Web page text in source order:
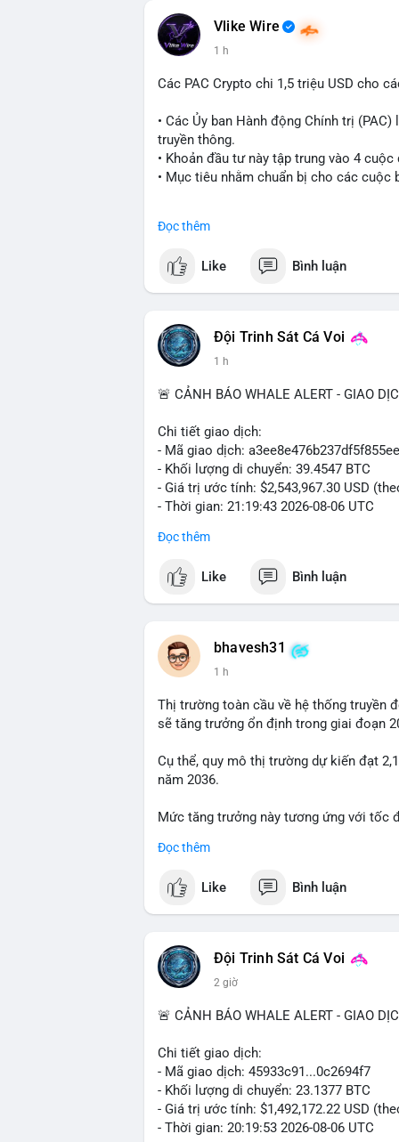
Vlike Wire
1 h
Các PAC Crypto chi 1,5 triệu USD cho
• Các Ủy ban Hành động Chính trị
truyền thông.
• Khoản đầu tư này tập trung vào 4
• Mục tiêu nhằm chuẩn bị cho các cuộc
#vlikevn #titanbot
📰 Nguồn: Cointelegraph
Đọc thêm
Like Bình luận
Đội Trinh Sát Cá Voi
1 h
🚨 CẢNH BÁO WHALE ALERT - GIAO
Chi tiết giao dịch:
- Mã giao dịch:
- Khối lượng di chuyển: 39.4547 BTC
- Giá trị ước tính: $2,543,967.30 USD
- Thời gian: 21:19:43 2026-08-06 UTC
Nhận định phân tích:
thấy một cá voi đang thực hiện hành vi
động thái này có thể là bước chuẩn bị
không thuộc sàn giao dịch, đây là tín
lớn vào xu hướng tăng giá. Tâm lý thị
đến của số BTC này.
Lời khuyên cho nhà đầu tư nhỏ lẻ:
Theo dõi sát điểm đến của giao dịch
thái quá trước biến động ngắn hạn.
Đọc thêm
Like Bình luận
bhavesh31
1 h
Thị trường toàn cầu về hệ thống truyền
sẽ tăng trưởng ổn định trong giai đoạn
Cụ thể, quy mô thị trường dự kiến đạt
năm 2036.
Mức tăng trưởng này tương ứng với tốc
trường nghiêm ngặt, là những yếu tố
Đọc thêm
Like Bình luận
Đội Trinh Sát Cá Voi
2 giờ
🚨 CẢNH BÁO WHALE ALERT - GIAO
Chi tiết giao dịch:
- Mã giao dịch: 45933c91...0c2694f7
- Khối lượng di chuyển: 23.1377 BTC
- Giá trị ước tính: $1,492,172.22 USD
- Thời gian: 20:19:53 2026-08-06 UTC